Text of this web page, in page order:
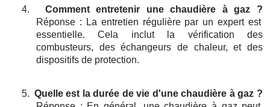
4.
Comment entretenir une chaudière à gaz ?
Réponse : La entretien régulière par un expert est
essentielle. Cela inclut la vérification des
combusteurs, des échangeurs de chaleur, et des
dispositifs de protection.
5. Quelle est la durée de vie d'une chaudière à gaz ?